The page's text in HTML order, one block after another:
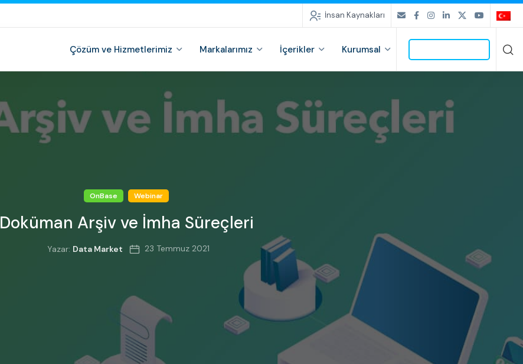
İnsan Kaynakları
Çözüm ve Hizmetlerimiz Markalarımız İçerikler Kurumsal
OnBase Webinar
Doküman Arşiv ve İmha Süreçleri
Yazar: Data Market 23 Temmuz 2021